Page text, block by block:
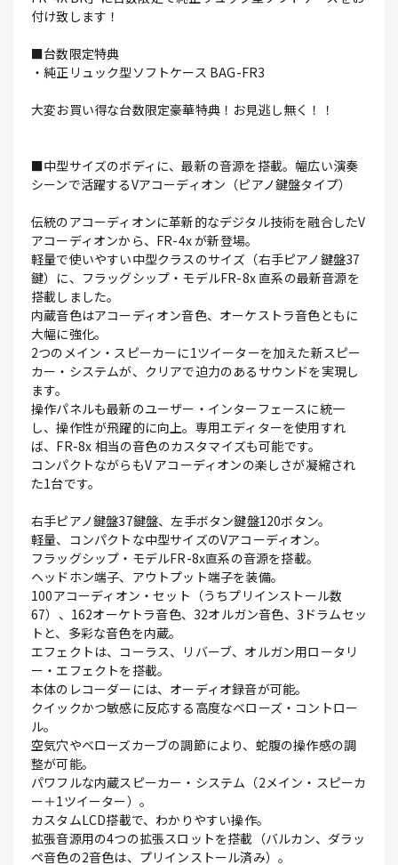
付け致します！
■台数限定特典
・純正リュック型ソフトケース BAG-FR3
大変お買い得な台数限定豪華特典！お見逃し無く！！
■中型サイズのボディに、最新の音源を搭載。幅広い演奏
シーンで活躍するVアコーディオン（ピアノ鍵盤タイプ）
伝統のアコーディオンに革新的なデジタル技術を融合したV
アコーディオンから、FR-4x が新登場。
軽量で使いやすい中型クラスのサイズ（右手ピアノ鍵盤37
鍵）に、フラッグシップ・モデルFR-8x 直系の最新音源を
搭載しました。
内蔵音色はアコーディオン音色、オーケストラ音色ともに
大幅に強化。
2つのメイン・スピーカーに1ツイーターを加えた新スピー
カー・システムが、クリアで迫力のあるサウンドを実現し
ます。
操作パネルも最新のユーザー・インターフェースに統一
し、操作性が飛躍的に向上。専用エディターを使用すれ
ば、FR-8x 相当の音色のカスタマイズも可能です。
コンパクトながらもV アコーディオンの楽しさが凝縮され
た1台です。
右手ピアノ鍵盤37鍵盤、左手ボタン鍵盤120ボタン。
軽量、コンパクトな中型サイズのVアコーディオン。
フラッグシップ・モデルFR-8x直系の音源を搭載。
ヘッドホン端子、アウトプット端子を装備。
100アコーディオン・セット（うちプリインストール数
67）、162オーケトラ音色、32オルガン音色、3ドラムセッ
トと、多彩な音色を内蔵。
エフェクトは、コーラス、リバーブ、オルガン用ロータリ
ー・エフェクトを搭載。
本体のレコーダーには、オーディオ録音が可能。
クイックかつ敏感に反応する高度なベローズ・コントロー
ル。
空気穴やベローズカーブの調節により、蛇腹の操作感の調
整が可能。
パワフルな内蔵スピーカー・システム（2メイン・スピーカ
ー＋1ツイーター）。
カスタムLCD搭載で、わかりやすい操作。
拡張音源用の4つの拡張スロットを搭載（バルカン、ダラッ
ペ音色の2音色は、プリインストール済み）。